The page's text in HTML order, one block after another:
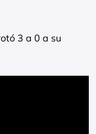
3 a 0 a su